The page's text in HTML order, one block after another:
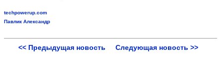
techpowerup.com
Павлик Александр
<< Предыдущая новость Следующая новость >>